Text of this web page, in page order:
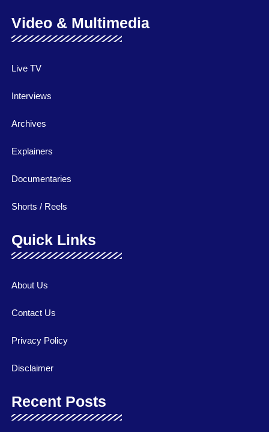
Video & Multimedia
Live TV
Interviews
Archives
Explainers
Documentaries
Shorts / Reels
Quick Links
About Us
Contact Us
Privacy Policy
Disclaimer
Recent Posts